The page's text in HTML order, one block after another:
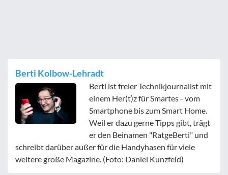
Berti Kolbow-Lehradt
Berti ist freier Technikjournalist mit
einem Her(t)z für Smartes - vom
Smartphone bis zum Smart Home.
Weil er dazu gerne Tipps gibt, trägt
er den Beinamen "RatgeBerti" und
schreibt darüber außer für die Handyhasen für viele
weitere große Magazine. (Foto: Daniel Kunzfeld)